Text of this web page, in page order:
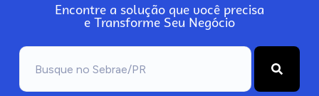
Encontre a solução que você precisa
e Transforme Seu Negócio